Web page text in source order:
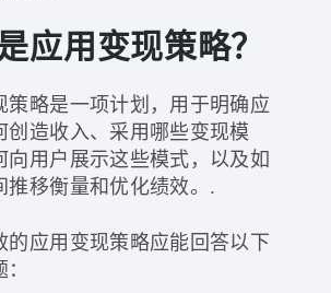
应用变现策略？
策略是一项计划，用于明确应
创造收入、采用哪些变现模
向用户展示这些模式，以及如
推移衡量和优化绩效。.
的应用变现策略应能回答以下